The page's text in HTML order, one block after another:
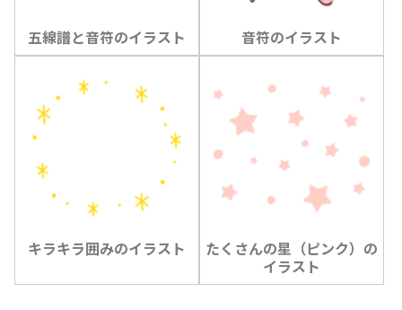
五線譜と音符のイラスト 音符のイラスト
キラキラ囲みのイラスト
たくさんの星（ピンク）の
イラスト